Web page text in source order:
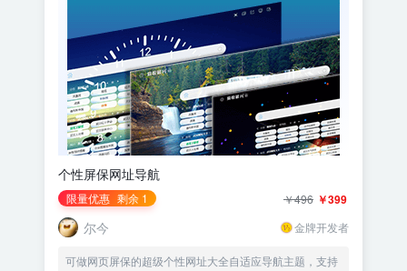
个性屏保网址导航
限量优惠 剩余 1 ￥399
￥496
尔今 金牌开发者
可做网页屏保的超级个性网址大全自适应导航主题，支持